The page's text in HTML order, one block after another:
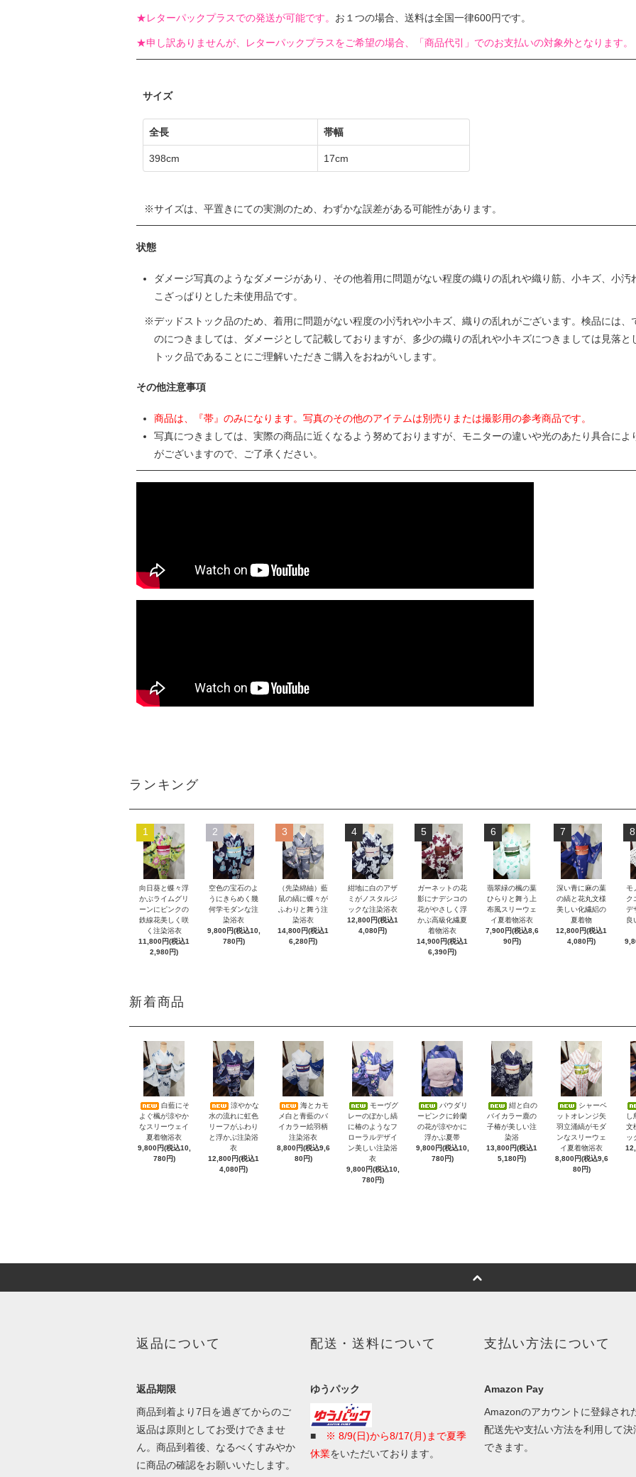
★レターパックプラスでの発送が可能です。 お１つの場合、送料は全国一律600円です。
★申し訳ありませんが、レターパックプラスをご希望の場合、「商品代引」でのお支払いの対象外となります。
サイズ
全長 帯幅
398cm 17cm
サイズは、平置きにての実測のため、わずかな誤差がある可能性があります。
状態
ダメージ写真のようなダメージがあり、その他着用に問題がない程度の織りの乱れや織り筋、小キズ、小
こざっぱりとした未使用品です。
デッドストック品のため、着用に問題がない程度の小汚れや小キズ、織りの乱れがございます。検品には
のにつきましては、ダメージとして記載しておりますが、多少の織りの乱れや小キズにつきましては見落
トック品であることにご理解いただきご購入をおねがいします。
その他注意事項
商品は、『帯』のみになります。写真のその他のアイテムは別売りまたは撮影用の参考商品です。
写真につきましては、実際の商品に近くなるよう努めておりますが、モニターの違いや光のあたり具合に
がございますので、ご了承ください。
ランキング
1
向日葵と蝶々浮
かぶライムグリ
ーンにピンクの
鉄線花美しく咲
く注染浴衣
11,800円(税込1
2,980円)
2
空色の宝石のよ
うにきらめく幾
何学モダンな注
染浴衣
9,800円(税込10,
780円)
3
（先染綿紬）藍
鼠の縞に蝶々が
ふわりと舞う注
染浴衣
14,800円(税込1
6,280円)
4
紺地に白のアザ
ミがノスタルジ
ックな注染浴衣
12,800円(税込1
4,080円)
5
ガーネットの花
影にナデシコの
花がやさしく浮
かぶ高級化繊夏
着物浴衣
14,900円(税込1
6,390円)
6
翡翠緑の楓の葉
ひらりと舞う上
布風スリーウェ
イ夏着物浴衣
7,900円(税込8,6
90円)
7
深い青に麻の葉
の縞と花丸文様
美しい化繊絽の
夏着物
12,800円(税込1
4,080円)
8
モ
ク
デ
良
新着商品
白藍にそ
よぐ楓が涼やか
なスリーウェイ
夏着物浴衣
9,800円(税込10,
780円)
涼やかな
水の流れに虹色
リーフがふわり
と浮かぶ注染浴
衣
12,800円(税込1
4,080円)
海とカモ
メ白と青藍のバ
イカラー絵羽柄
注染浴衣
8,800円(税込9,6
80円)
モーヴグ
レーのぼかし縞
に椿のようなフ
ローラルデザイ
ン美しい注染浴
衣
9,800円(税込10,
780円)
パウダリ
ーピンクに鈴蘭
の花が涼やかに
浮かぶ夏帯
9,800円(税込10,
780円)
紺と白の
バイカラー鹿の
子椿が美しい注
染浴
13,800円(税込1
5,180円)
シャーベ
ットオレンジ矢
羽立涌縞がモダ
ンなスリーウェ
イ夏着物浴衣
8,800円(税込9,6
80円)
し
文
ッ
返品について
返品期限
商品到着より7日を過ぎてからのご
返品は原則としてお受けできませ
ん。商品到着後、なるべくすみやか
に商品の確認をお願いいたします。
配送・送料について
ゆうパック
■
※ 8/9(日)から8/17(月)まで夏季
休業をいただいております。
支払い方法について
Amazon Pay
Amazonのアカウントに登録され
配送先や支払い方法を利用して決
できます。